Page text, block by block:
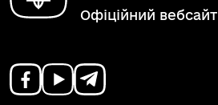
Офіційний вебсайт